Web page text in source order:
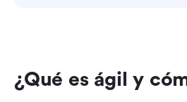
¿Qué es ágil y